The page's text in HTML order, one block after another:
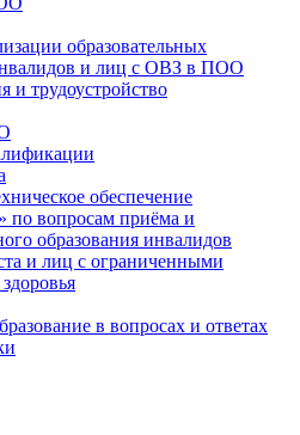
образовательных
и лиц с ОВЗ в ПОО
и трудоустройство
обеспечение
по вопросам приёма и
образования инвалидов
и лиц с ограниченными
в вопросах и ответах